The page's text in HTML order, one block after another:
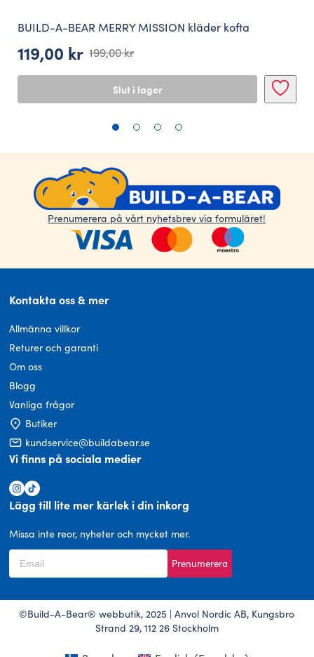
BUILD-A-BEAR MERRY MISSION kläder kofta
199,00kr
Det
ursprungliga
priset
199,00 kr.
119,00 kr
Det
priset
119,00 kr.
Slut i lager
Prenumerera på vårt nyhetsbrev via formuläret!
Kontakta oss & mer
Allmänna villkor
Returer och garanti
Om oss
Blogg
Vanliga frågor
Butiker
kundservice@buildabear.se
Vi finns på sociala medier
Lägg till lite mer kärlek i din inkorg
Missa inte reor, nyheter och mycket mer.
Prenumerera
©Build-A-Bear® webbutik, 2025 | Anvol Nordic AB, Kungsbro
Strand 29, 112 26 Stockholm